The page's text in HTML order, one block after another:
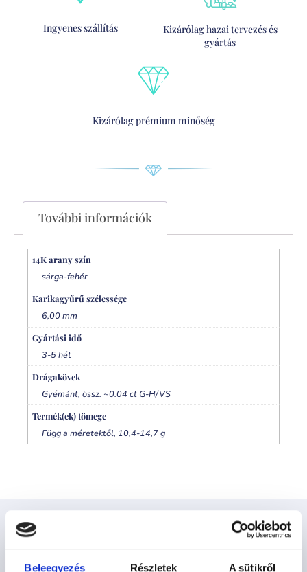
Beleegyezés Részletek A sütikről
Ingyenes szállítás
Kizárólag hazai tervezés és
gyártás
Kizárólag prémium minőség
További információk
14K arany szín
sárga-fehér
Karikagyűrű szélessége
6,00 mm
Gyártási idő
3-5 hét
Drágakövek
Gyémánt, össz. ~0.04 ct G-H/VS
Termék(ek) tömege
Függ a méretektől, 10,4-14,7 g
Kapcsolódó termékek